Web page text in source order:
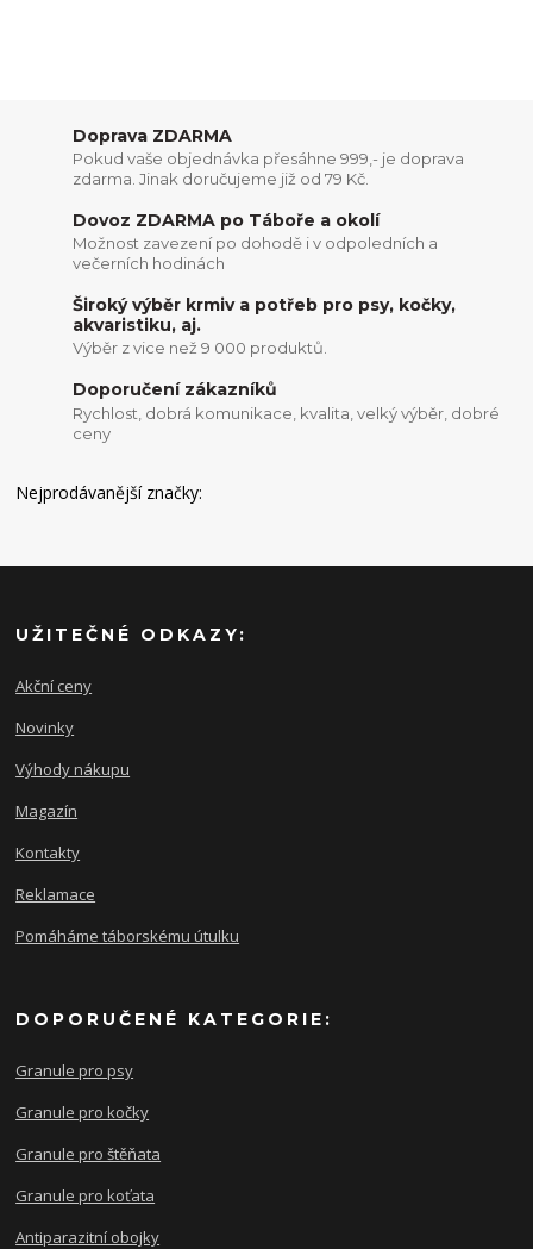
Doprava ZDARMA
Pokud vaše objednávka přesáhne 999,- je doprava
zdarma. Jinak doručujeme již od 79 Kč.
Dovoz ZDARMA po Táboře a okolí
Možnost zavezení po dohodě i v odpoledních a
večerních hodinách
Široký výběr krmiv a potřeb pro psy, kočky,
akvaristiku, aj.
Výběr z vice než 9 000 produktů.
Doporučení zákazníků
Rychlost, dobrá komunikace, kvalita, velký výběr, dobré
ceny
Nejprodávanější značky:
UŽITEČNÉ ODKAZY:
Akční ceny
Novinky
Výhody nákupu
Magazín
Kontakty
Reklamace
Pomáháme táborskému útulku
DOPORUČENÉ KATEGORIE:
Granule pro psy
Granule pro kočky
Granule pro štěňata
Granule pro koťata
Antiparazitní obojky